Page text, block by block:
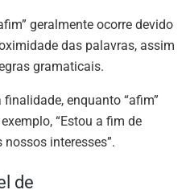
geralmente ocorre devido
das palavras, assim
gramaticais.
enquanto “afim”
“Estou a fim de
nossos interesses”.
de